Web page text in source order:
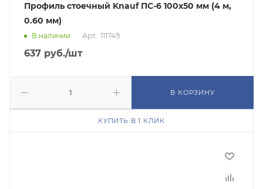
Профиль стоечный Knauf ПС-6 100х50 мм (4 м,
0.60 мм)
В наличии Арт.: 111749
637 руб./шт
В КОРЗИНУ
КУПИТЬ В 1 КЛИК